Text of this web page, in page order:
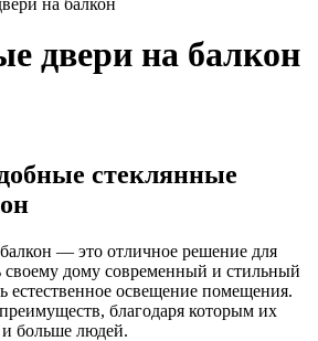
на балкон
двери на балкон
стеклянные
— это отличное решение для
своему дому современный и стильный
естественное освещение помещения.
благодаря которым их
больше людей.